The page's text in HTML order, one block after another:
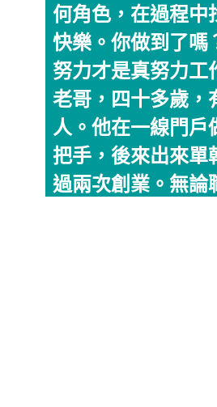
何角色，在過程中
快樂。你做到了嗎
努力才是真努力工
老哥，四十多歲，
人。他在一線門戶
把手，後來出來單
過兩次創業。無論